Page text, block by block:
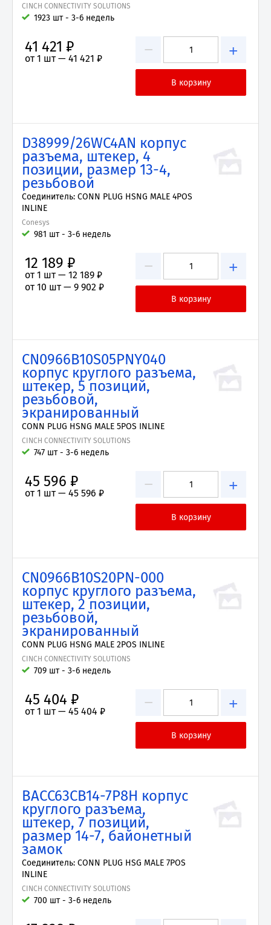
CINCH CONNECTIVITY SOLUTIONS
1923 шт - 3-6 недель
− +
41 421 ₽
от 1 шт — 41 421 ₽
D38999/26WC4AN корпус
разъема, штекер, 4
позиции, размер 13-4,
резьбовой
Соединитель: CONN PLUG HSNG MALE 4POS
INLINE
Conesys
981 шт - 3-6 недель
− +
12 189 ₽
от 1 шт — 12 189 ₽
от 10 шт — 9 902 ₽
CN0966B10S05PNY040
корпус круглого разъема,
штекер, 5 позиций,
резьбовой,
экранированный
CONN PLUG HSNG MALE 5POS INLINE
CINCH CONNECTIVITY SOLUTIONS
747 шт - 3-6 недель
− +
45 596 ₽
от 1 шт — 45 596 ₽
CN0966B10S20PN-000
корпус круглого разъема,
штекер, 2 позиции,
резьбовой,
экранированный
CONN PLUG HSNG MALE 2POS INLINE
CINCH CONNECTIVITY SOLUTIONS
709 шт - 3-6 недель
− +
45 404 ₽
от 1 шт — 45 404 ₽
BACC63CB14-7P8H корпус
круглого разъема,
штекер, 7 позиций,
размер 14-7, байонетный
замок
Соединитель: CONN PLUG HSG MALE 7POS
INLINE
CINCH CONNECTIVITY SOLUTIONS
700 шт - 3-6 недель